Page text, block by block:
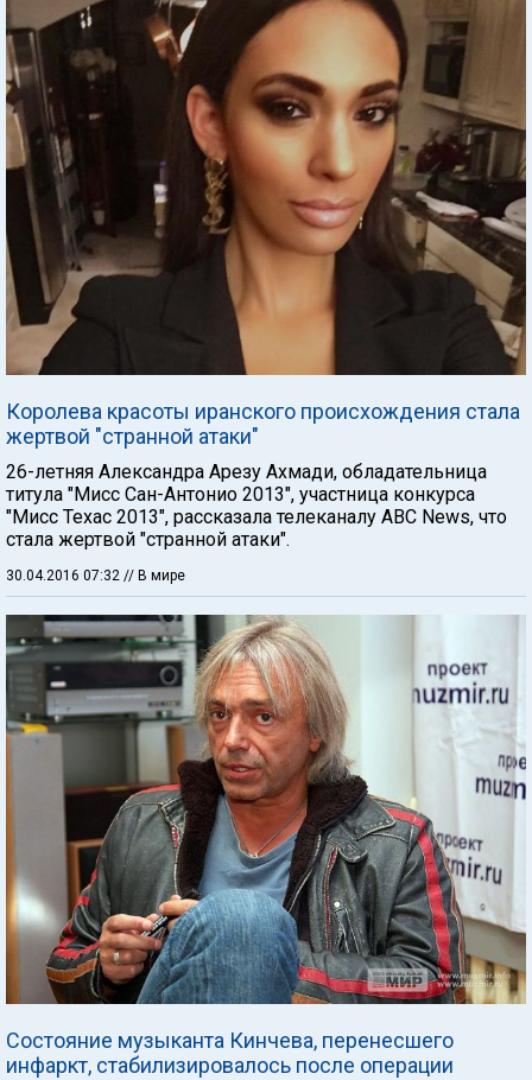
Королева красоты иранского происхождения стала
жертвой "странной атаки"
26-летняя Александра Арезу Ахмади, обладательница
титула "Мисс Сан-Антонио 2013", участница конкурса
"Мисс Техас 2013", рассказала телеканалу ABC News, что
стала жертвой "странной атаки".
30.04.2016 07:32 // В мире
Состояние музыканта Кинчева, перенесшего
инфаркт, стабилизировалось после операции